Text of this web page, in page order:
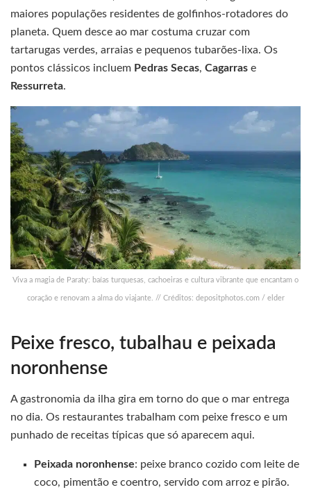
maiores populações residentes de golfinhos-rotadores do
planeta. Quem desce ao mar costuma cruzar com
tartarugas verdes, arraias e pequenos tubarões-lixa. Os
pontos clássicos incluem Pedras Secas, Cagarras e
Ressurreta.
Viva a magia de Paraty: baías turquesas, cachoeiras e cultura vibrante que encantam o
coração e renovam a alma do viajante. // Créditos: depositphotos.com / elder
Peixe fresco, tubalhau e peixada
noronhense
A gastronomia da ilha gira em torno do que o mar entrega
no dia. Os restaurantes trabalham com peixe fresco e um
punhado de receitas típicas que só aparecem aqui.
Peixada noronhense: peixe branco cozido com leite de
coco, pimentão e coentro, servido com arroz e pirão.